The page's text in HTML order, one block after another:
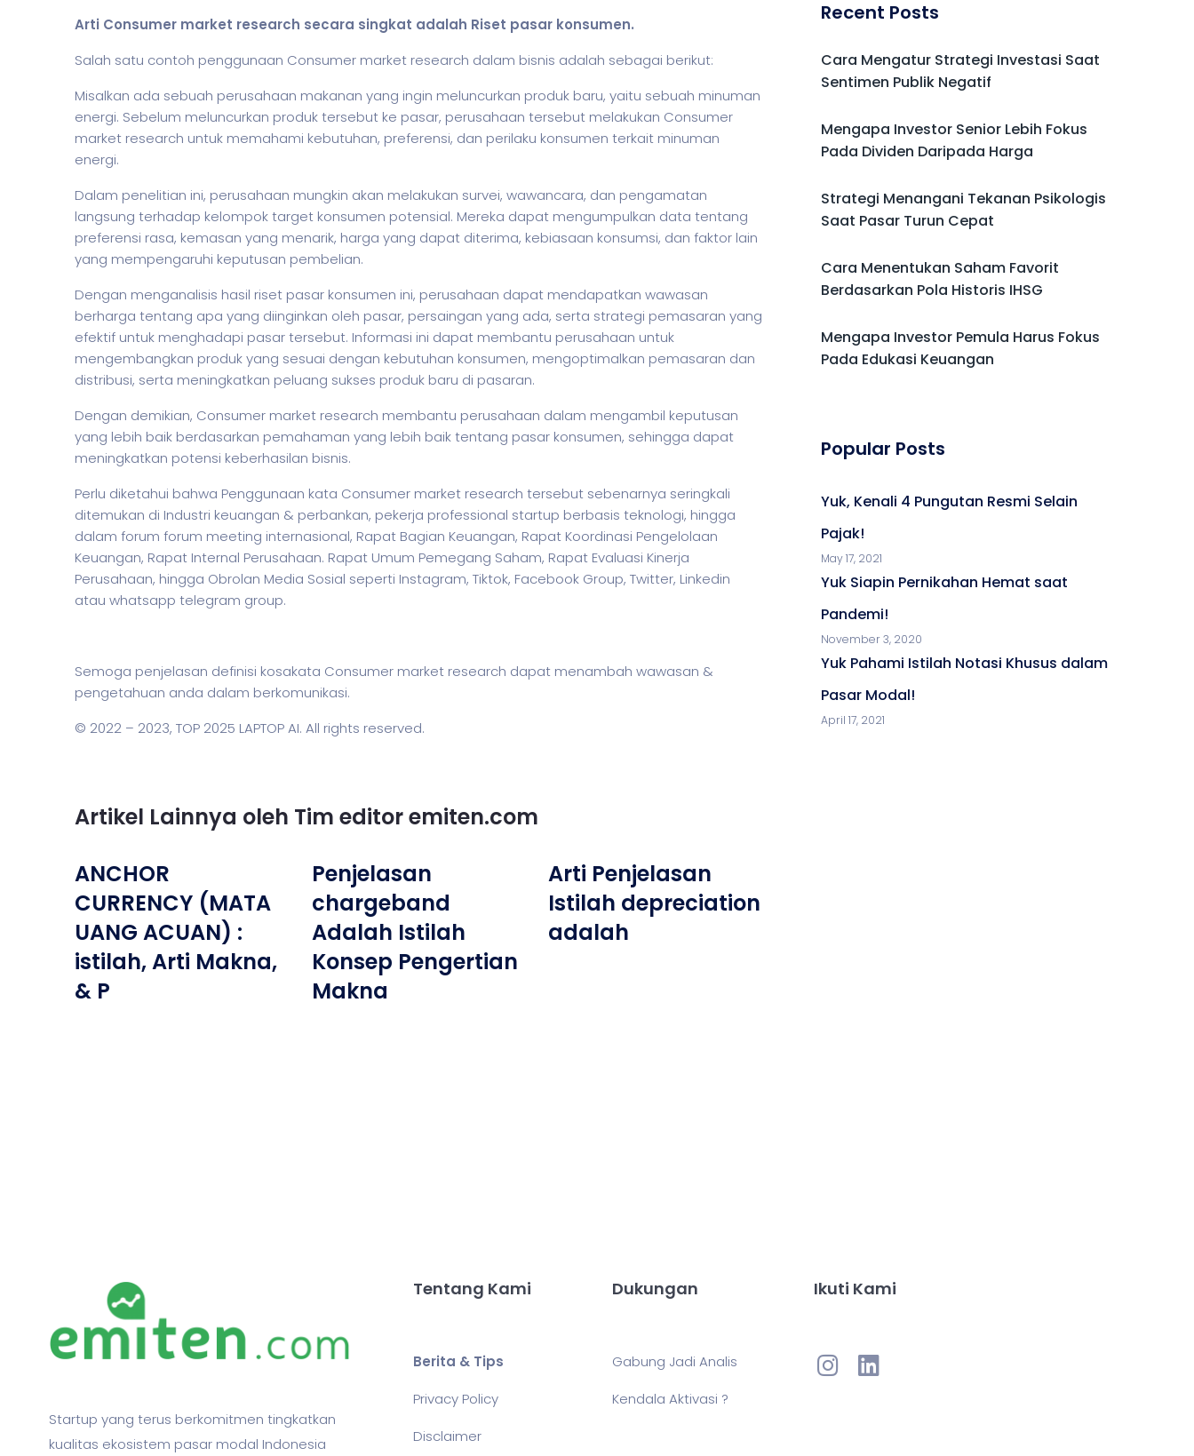
Arti Consumer market research secara singkat adalah Riset pasar konsumen.
Salah satu contoh penggunaan Consumer market research dalam bisnis adalah sebagai berikut:
Misalkan ada sebuah perusahaan makanan yang ingin meluncurkan produk baru, yaitu sebuah minuman
energi. Sebelum meluncurkan produk tersebut ke pasar, perusahaan tersebut melakukan Consumer
market research untuk memahami kebutuhan, preferensi, dan perilaku konsumen terkait minuman
energi.
Dalam penelitian ini, perusahaan mungkin akan melakukan survei, wawancara, dan pengamatan
langsung terhadap kelompok target konsumen potensial. Mereka dapat mengumpulkan data tentang
preferensi rasa, kemasan yang menarik, harga yang dapat diterima, kebiasaan konsumsi, dan faktor lain
yang mempengaruhi keputusan pembelian.
Dengan menganalisis hasil riset pasar konsumen ini, perusahaan dapat mendapatkan wawasan
berharga tentang apa yang diinginkan oleh pasar, persaingan yang ada, serta strategi pemasaran yang
efektif untuk menghadapi pasar tersebut. Informasi ini dapat membantu perusahaan untuk
mengembangkan produk yang sesuai dengan kebutuhan konsumen, mengoptimalkan pemasaran dan
distribusi, serta meningkatkan peluang sukses produk baru di pasaran.
Dengan demikian, Consumer market research membantu perusahaan dalam mengambil keputusan
yang lebih baik berdasarkan pemahaman yang lebih baik tentang pasar konsumen, sehingga dapat
meningkatkan potensi keberhasilan bisnis.
Perlu diketahui bahwa Penggunaan kata Consumer market research tersebut sebenarnya seringkali
ditemukan di Industri keuangan & perbankan, pekerja professional startup berbasis teknologi, hingga
dalam forum forum meeting internasional, Rapat Bagian Keuangan, Rapat Koordinasi Pengelolaan
Keuangan, Rapat Internal Perusahaan. Rapat Umum Pemegang Saham, Rapat Evaluasi Kinerja
Perusahaan, hingga Obrolan Media Sosial seperti Instagram, Tiktok, Facebook Group, Twitter, Linkedin
atau whatsapp telegram group.
Semoga penjelasan definisi kosakata Consumer market research dapat menambah wawasan &
pengetahuan anda dalam berkomunikasi.
© 2022 – 2023, TOP 2025 LAPTOP AI. All rights reserved.
Artikel Lainnya oleh Tim editor emiten.com
ANCHOR
CURRENCY (MATA
UANG ACUAN) :
istilah, Arti Makna,
& P
Penjelasan
chargeband
Adalah Istilah
Konsep Pengertian
Makna
Arti Penjelasan
Istilah depreciation
adalah
Recent Posts
Cara Mengatur Strategi Investasi Saat
Sentimen Publik Negatif
Mengapa Investor Senior Lebih Fokus
Pada Dividen Daripada Harga
Strategi Menangani Tekanan Psikologis
Saat Pasar Turun Cepat
Cara Menentukan Saham Favorit
Berdasarkan Pola Historis IHSG
Mengapa Investor Pemula Harus Fokus
Pada Edukasi Keuangan
Popular Posts
Yuk, Kenali 4 Pungutan Resmi Selain
Pajak!
May 17, 2021
Yuk Siapin Pernikahan Hemat saat
Pandemi!
November 3, 2020
Yuk Pahami Istilah Notasi Khusus dalam
Pasar Modal!
April 17, 2021
Startup yang terus berkomitmen tingkatkan
kualitas ekosistem pasar modal Indonesia
Tentang Kami
Berita & Tips
Privacy Policy
Disclaimer
Dukungan
Gabung Jadi Analis
Kendala Aktivasi ?
Ikuti Kami